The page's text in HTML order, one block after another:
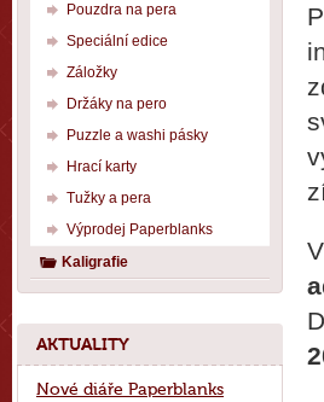
Pouzdra na pera
Speciální edice
Záložky
Držáky na pero
Puzzle a washi pásky
Hrací karty
Tužky a pera
Výprodej Paperblanks
Kaligrafie
AKTUALITY
Nové diáře Paperblanks